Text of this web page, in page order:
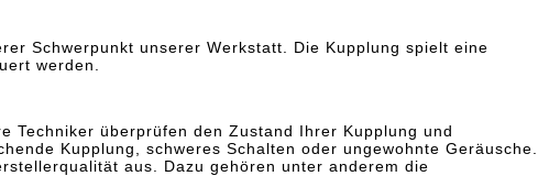
Schwerpunkt unserer Werkstatt. Die Kupplung spielt eine
werden.
Techniker überprüfen den Zustand Ihrer Kupplung und
Kupplung, schweres Schalten oder ungewohnte Geräusche.
aus. Dazu gehören unter anderem die